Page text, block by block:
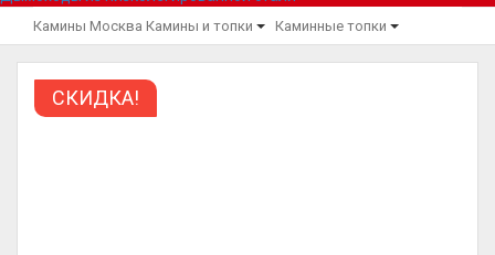
Камины Москва Камины и топки Каминные топки
СКИДКА!